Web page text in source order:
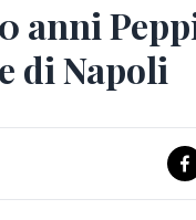
anni
di Napoli